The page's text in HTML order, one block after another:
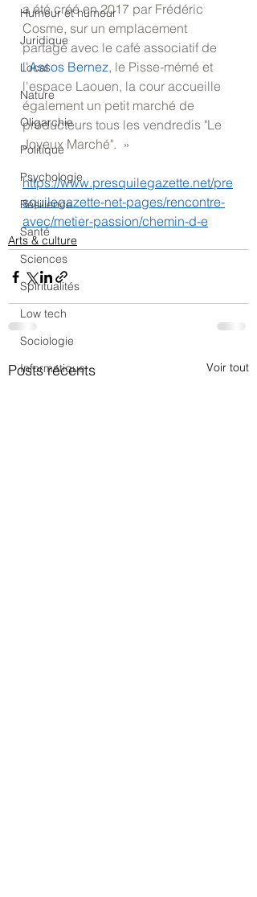
Humeur et humour
Juridique
Local
Nature
Oligarchie
Politique
Psychologie
Résilience
Santé
Sciences
Spiritualités
Low tech
Sociologie
Informatique
a été créé en 2017 par Frédéric
Cosme, sur un emplacement
partagé avec le café associatif de
l'Assos Bernez, le Pisse-mémé et
l'espace Laouen, la cour accueille
également un petit marché de
producteurs tous les vendredis "Le
Joyeux Marché".  »
https://www.presquilegazette.net/pre
squilegazette-net-pages/rencontre-
avec/metier-passion/chemin-d-e
Arts & culture
Posts récents Voir tout